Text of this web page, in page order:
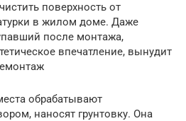
поверхность от
в жилом доме. Даже
после монтажа,
впечатление, вынудит
обрабатывают
наносят грунтовку. Она